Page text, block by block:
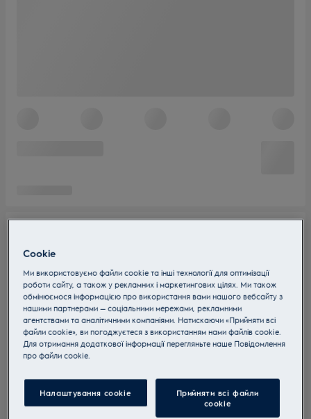
Cookie
Ми використовуємо файли cookie та інші технології для оптимізації
роботи сайту, а також у рекламних і маркетингових цілях. Ми також
обмінюємося інформацією про використання вами нашого вебсайту з
нашими партнерами — соціальними мережами, рекламними
агентствами та аналітичними компаніями. Натискаючи «Прийняти всі
файли cookie», ви погоджуєтеся з використанням нами файлів cookie.
Для отримання додаткової інформації перегляньте наше Пoвідомлення
прo файли cookie.
Налаштування cookie
Прийняти всі файли
сookie